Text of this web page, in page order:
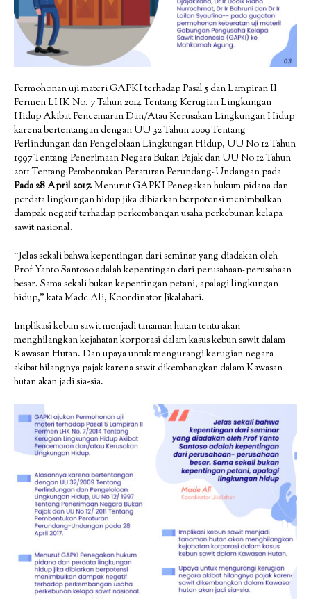
Permohonan uji materi GAPKI terhadap Pasal 5 dan Lampiran II
Permen LHK No. 7 Tahun 2014 Tentang Kerugian Lingkungan
Hidup Akibat Pencemaran Dan/Atau Kerusakan Lingkungan Hidup
karena bertentangan dengan UU 32 Tahun 2009 Tentang
Perlindungan dan Pengelolaan Lingkungan Hidup, UU No 12 Tahun
1997 Tentang Penerimaan Negara Bukan Pajak dan UU No 12 Tahun
2011 Tentang Pembentukan Peraturan Perundang-Undangan pada
Pada 28 April 2017.Menurut GAPKI Penegakan hukum pidana dan
perdata lingkungan hidup jika dibiarkan berpotensi menimbulkan
dampak negatif terhadap perkembangan usaha perkebunan kelapa
sawit nasional.
“Jelas sekali bahwa kepentingan dari seminar yang diadakan oleh
Prof Yanto Santoso adalah kepentingan dari perusahaan-perusahaan
besar. Sama sekali bukan kepentingan petani, apalagi lingkungan
hidup,” kata Made Ali, Koordinator Jikalahari.
Implikasi kebun sawit menjadi tanaman hutan tentu akan
menghilangkan kejahatan korporasi dalam kasus kebun sawit dalam
Kawasan Hutan. Dan upaya untuk mengurangi kerugian negara
akibat hilangnya pajak karena sawit dikembangkan dalam Kawasan
hutan akan jadi sia-sia.